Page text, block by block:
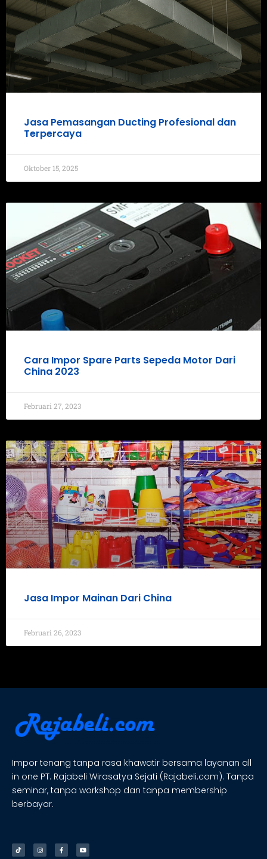
Jasa Pemasangan Ducting Profesional dan
Terpercaya
Oktober 15, 2025
Cara Impor Spare Parts Sepeda Motor Dari
China 2023
Februari 27, 2023
Jasa Impor Mainan Dari China
Februari 26, 2023
Impor tenang tanpa rasa khawatir bersama layanan all
in one PT. Rajabeli Wirasatya Sejati (Rajabeli.com). Tanpa
seminar, tanpa workshop dan tanpa membership
berbayar.